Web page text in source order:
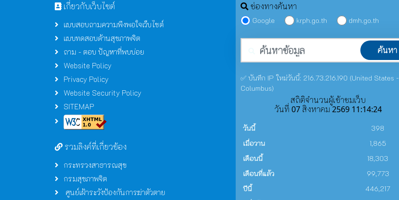
เกี่ยวกับเว็บไซต์
แบบสอบถามความพึงพอใจเว็บไซต์
แบบทดสอบด้านสุขภาพจิต
ถาม - ตอบ ปัญหาที่พบบ่อย
Website Policy
Privacy Policy
Website Security Policy
SITEMAP
รวมลิงค์ที่เกี่ยวข้อง
กระทรวงสาธารณสุข
กรมสุขภาพจิต
ศูนย์เฝ้าระวังป้องกันการฆ่าตัวตาย
ช่องทางค้นหา
Google krph.go.th dmh.go.th
ค้นหา
✅ บันทึก IP ใหม่วันนี้: 216.73.216.190 (United States -
Columbus)
สถิติจำนวนผู้เข้าชมเว็บ
วันที่ 07 สิงหาคม 2569 11:14:24
วันนี้
398
เมื่อวาน
1,865
เดือนนี้
18,303
เดือนที่แล้ว
99,773
ปีนี้
446,217